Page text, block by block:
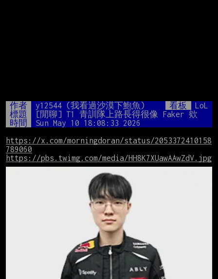
作者 y12544 (我看過沙漠下鮑魚) 看板
LoL
標題
[閒聊] T1 青訓隊上路長得很像 Faker 欸
時間
Sun May 10 18:08:33 2026
https://x.com/morningdoran/status/2053372410158
789060
https://pbs.twimg.com/media/HH8K7XUawAAwZdV.jpg